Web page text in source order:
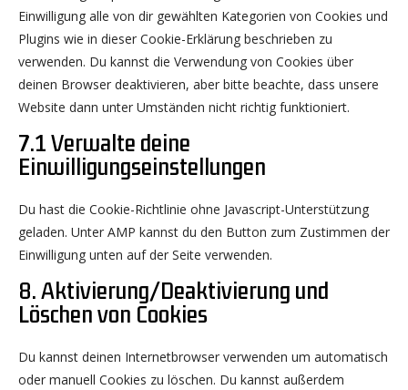
Einwilligung alle von dir gewählten Kategorien von Cookies und
Plugins wie in dieser Cookie-Erklärung beschrieben zu
verwenden. Du kannst die Verwendung von Cookies über
deinen Browser deaktivieren, aber bitte beachte, dass unsere
Website dann unter Umständen nicht richtig funktioniert.
7.1 Verwalte deine
Einwilligungseinstellungen
Du hast die Cookie-Richtlinie ohne Javascript-Unterstützung
geladen. Unter AMP kannst du den Button zum Zustimmen der
Einwilligung unten auf der Seite verwenden.
8. Aktivierung/Deaktivierung und
Löschen von Cookies
Du kannst deinen Internetbrowser verwenden um automatisch
oder manuell Cookies zu löschen. Du kannst außerdem